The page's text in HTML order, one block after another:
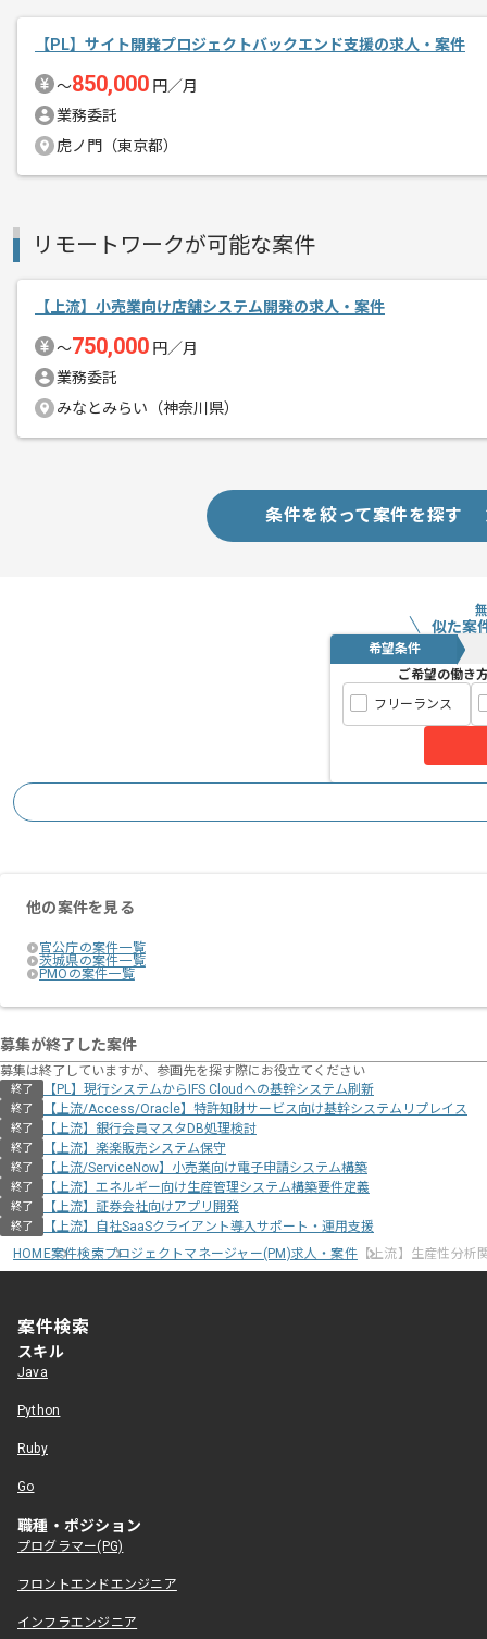
【PL】サイト開発プロジェクトバックエンド支援の求人・案件
〜850,000 円／月
業務委託
虎ノ門（東京都）
リモートワークが可能な案件
【上流】小売業向け店舗システム開発の求人・案件
〜750,000 円／月
業務委託
みなとみらい（神奈川県）
条件を絞って案件を探す
似た案
希望条件
ご希望の働き
フリーランス
他の案件を見る
官公庁の案件一覧
茨城県の案件一覧
PMOの案件一覧
募集が終了した案件
募集は終了していますが、参画先を探す際にお役立てください
終了 【PL】現行システムからIFS Cloudへの基幹システム刷新
終了 【上流/Access/Oracle】特許知財サービス向け基幹システムリプレイス
終了 【上流】銀行会員マスタDB処理検討
終了 【上流】楽楽販売システム保守
終了 【上流/ServiceNow】小売業向け電子申請システム構築
終了 【上流】エネルギー向け生産管理システム構築要件定義
終了 【上流】証券会社向けアプリ開発
終了
【上流】自社SaaSクライアント導入サポート・運用支援
HOME案件検索プロジェクトマネージャー(PM)求人・案件【上流】生産性分析
案件検索
スキル
Java
Python
Ruby
Go
職種・ポジション
プログラマー(PG)
フロントエンドエンジニア
インフラエンジニア